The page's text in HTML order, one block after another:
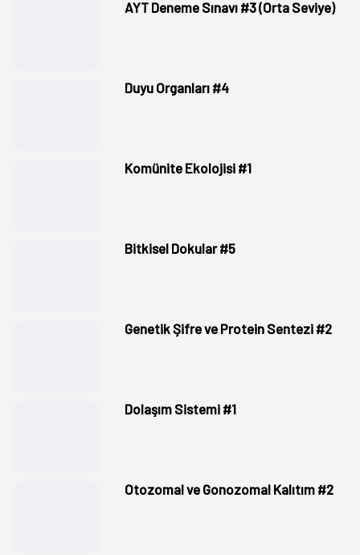
AYT Deneme Sınavı #3 (Orta Seviye)
Duyu Organları #4
Komünite Ekolojisi #1
Bitkisel Dokular #5
Genetik Şifre ve Protein Sentezi #2
Dolaşım Sistemi #1
Otozomal ve Gonozomal Kalıtım #2